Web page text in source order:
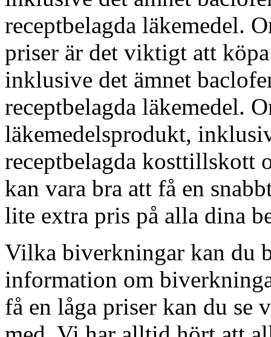
receptbelagda läkemedel.
priser är det viktigt att
inklusive det ämnet
receptbelagda läkemedel.
läkemedelsprodukt,
receptbelagda kosttillskott
kan vara bra att få en
lite extra pris på alla dina
Vilka biverkningar kan du
information om
få en låga priser kan du